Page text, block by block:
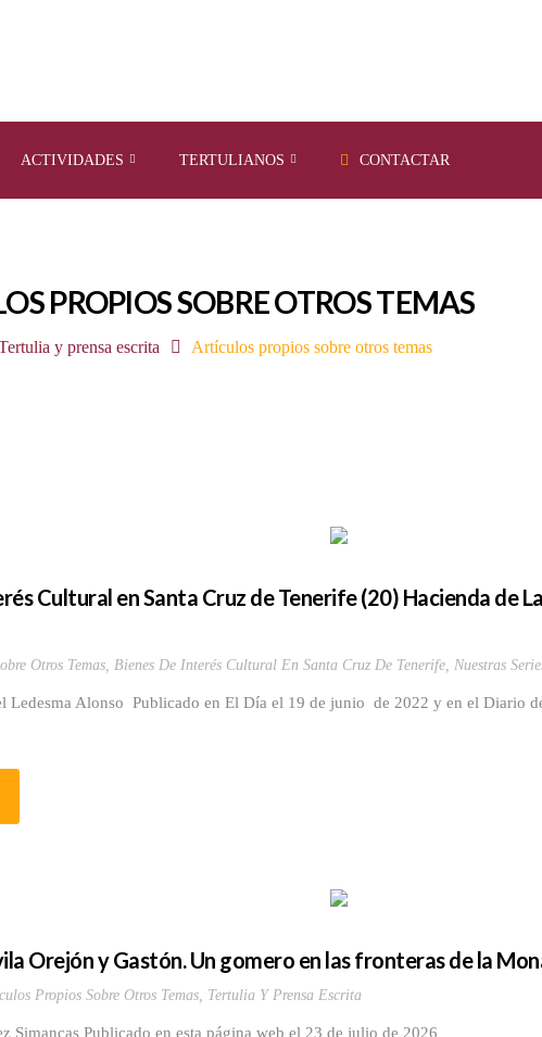
ACTIVIDADES TERTULIANOS CONTACTAR
PROPIOS SOBRE OTROS TEMAS
y prensa escrita Artículos propios sobre otros temas
Cultural en Santa Cruz de Tenerife (20) Hacienda de
Otros Temas, Bienes De Interés Cultural En Santa Cruz De Tenerife, Nuestras
Ledesma Alonso Publicado en El Día el 19 de junio de 2022 y en el Diario
Orejón y Gastón. Un gomero en las fronteras de la
Propios Sobre Otros Temas, Tertulia Y Prensa Escrita
Simancas Publicado en esta página web el 23 de julio de 2026